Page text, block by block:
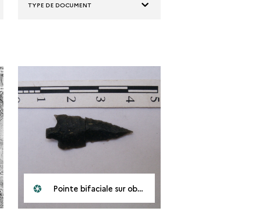
TYPE DE DOCUMENT
Pointe bifaciale sur obsidienne